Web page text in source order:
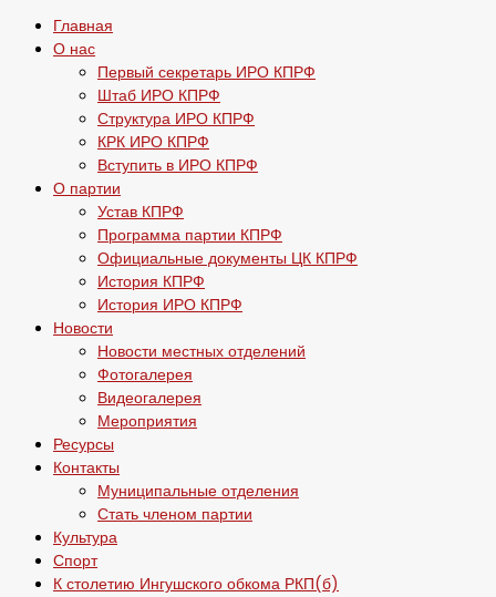
Главная
О нас
Первый секретарь ИРО КПРФ
Штаб ИРО КПРФ
Структура ИРО КПРФ
КРК ИРО КПРФ
Вступить в ИРО КПРФ
О партии
Устав КПРФ
Программа партии КПРФ
Официальные документы ЦК КПРФ
История КПРФ
История ИРО КПРФ
Новости
Новости местных отделений
Фотогалерея
Видеогалерея
Мероприятия
Ресурсы
Контакты
Муниципальные отделения
Стать членом партии
Культура
Спорт
К столетию Ингушского обкома РКП(б)